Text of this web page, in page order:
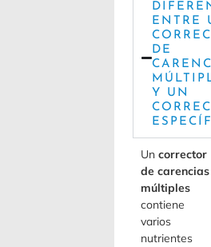
ENTRE
DE
Y UN
Un corrector
de carencias
múltiples
contiene
varios
nutrientes